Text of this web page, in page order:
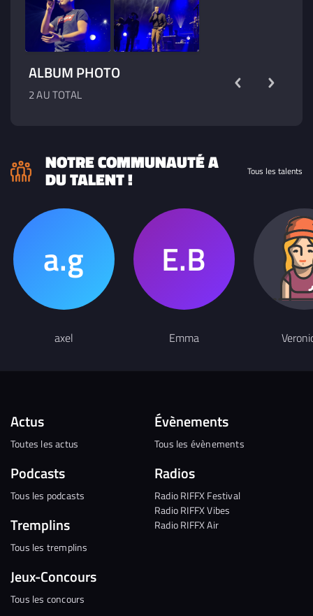
ALBUM PHOTO
2 AU TOTAL
NOTRE COMMUNAUTÉ A
DU TALENT ! Tous les talents
axel Emma
Actus
Toutes les actus
Podcasts
Tous les podcasts
Tremplins
Tous les tremplins
Jeux-Concours
Tous les concours
Évènements
Tous les évènements
Radios
Radio RIFFX Festival
Radio RIFFX Vibes
Radio RIFFX Air